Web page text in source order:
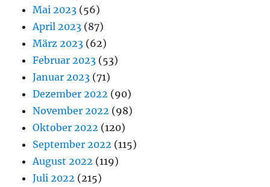
Mai 2023 (56)
April 2023 (87)
März 2023 (62)
Februar 2023 (53)
Januar 2023 (71)
Dezember 2022 (90)
November 2022 (98)
Oktober 2022 (120)
September 2022 (115)
August 2022 (119)
Juli 2022 (215)